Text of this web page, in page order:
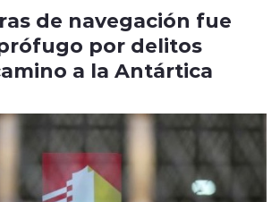
de navegación fue
por delitos
a la Antártica